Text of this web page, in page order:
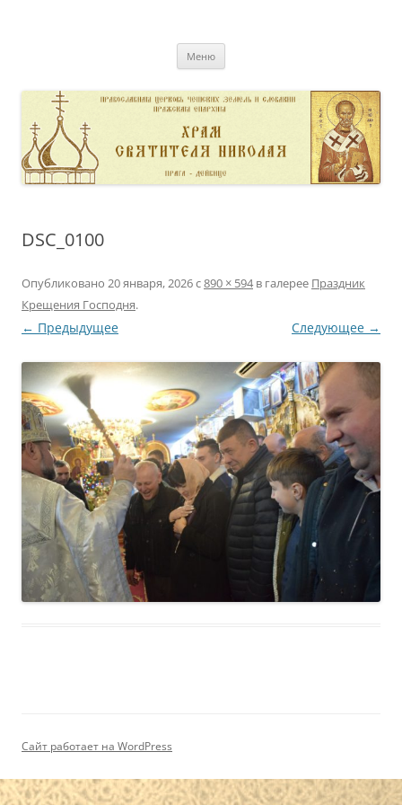
Меню
DSC_0100
Опубликовано 20 января, 2026с890 × 594в галерее Праздник
Крещения Господня.
← Предыдущее Следующее →
Сайт работает на WordPress